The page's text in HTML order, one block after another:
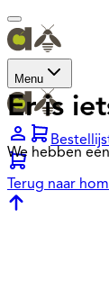
Menu
Er is
We hebben
Terug naar